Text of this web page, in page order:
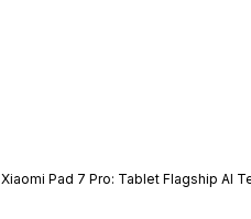
Pad 7 Pro: Tablet Flagship AI